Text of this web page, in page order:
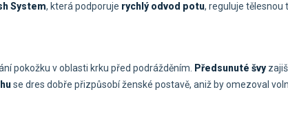
System, která podporuje rychlý odvod potu, reguluje tělesnou
pokožku v oblasti krku před podrážděním. Předsunuté švy
se dres dobře přizpůsobí ženské postavě, aniž by omezoval